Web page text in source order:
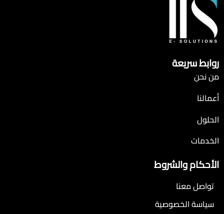
روابط سريعة
من نحن
أعمالنا
الحلول
الخدمات
الأحكام والشروط
تواصل معنا
سياسة الخصوصية